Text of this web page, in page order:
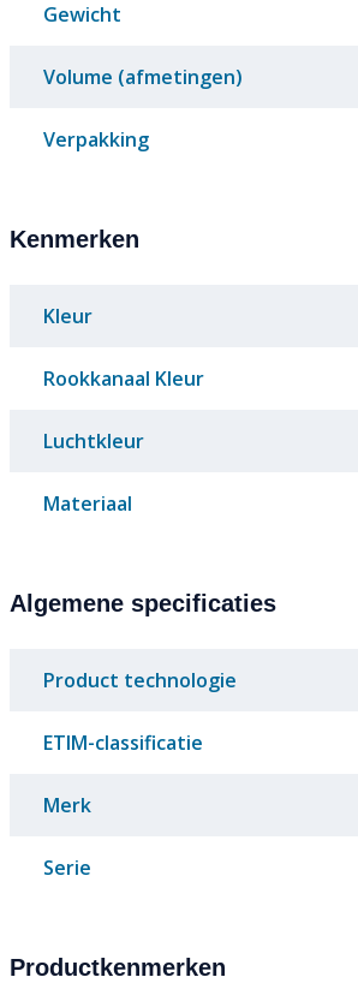
Gewicht
Volume (afmetingen)
Verpakking
Kenmerken
Kleur
Rookkanaal Kleur
Luchtkleur
Materiaal
Algemene specificaties
Product technologie
ETIM-classificatie
Merk
Serie
Productkenmerken